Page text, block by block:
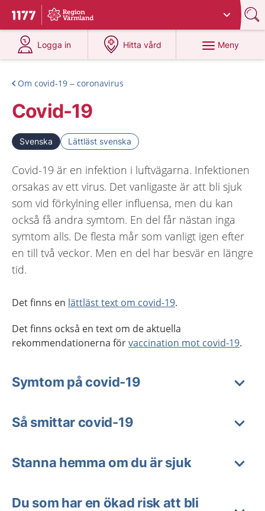
Till startsidan för 1177
Du har valt region
Logga in
på 1177.se
Hitta vård
på 1177.se
Meny
Om covid-19 – coronavirus
Covid-19
Svenska Lättläst svenska
Covid-19 är en infektion i luftvägarna. Infektionen
orsakas av ett virus. Det vanligaste är att bli sjuk
som vid förkylning eller influensa, men du kan
också få andra symtom. En del får nästan inga
symtom alls. De flesta mår som vanligt igen efter
en till två veckor. Men en del har besvär en längre
tid.
Det finns en lättläst text om covid-19.
Det finns också en text om de aktuella
rekommendationerna förvaccination mot covid-19.
Symtom på covid-19
Så smittar covid-19
Stanna hemma om du är sjuk
Du som har en ökad risk att bli